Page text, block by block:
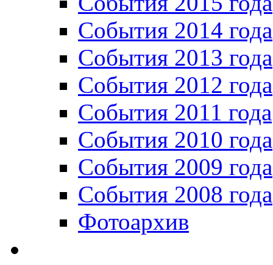
События 2014 года
События 2013 года
События 2012 года
События 2011 года
События 2010 года
События 2009 года
События 2008 года
Фотоархив